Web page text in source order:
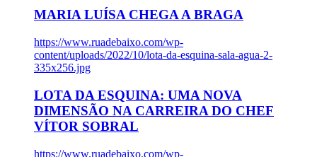
MARIA LUÍSA CHEGA A BRAGA
https://www.ruadebaixo.com/wp-
content/uploads/2022/10/lota-da-esquina-sala-agua-2-
335x256.jpg
LOTA DA ESQUINA: UMA NOVA
DIMENSÃO NA CARREIRA DO CHEF
VÍTOR SOBRAL
https://www.ruadebaixo.com/wp-